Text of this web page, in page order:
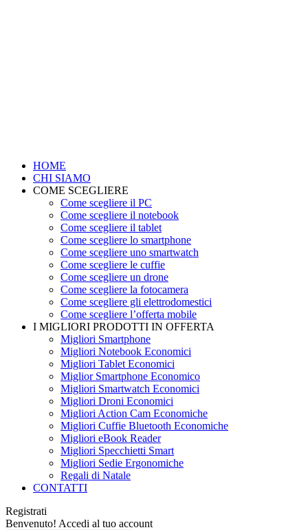
HOME
CHI SIAMO
COME SCEGLIERE
Come scegliere il PC
Come scegliere il notebook
Come scegliere il tablet
Come scegliere lo smartphone
Come scegliere uno smartwatch
Come scegliere le cuffie
Come scegliere un drone
Come scegliere la fotocamera
Come scegliere gli elettrodomestici
Come scegliere l’offerta mobile
I MIGLIORI PRODOTTI IN OFFERTA
Migliori Smartphone
Migliori Notebook Economici
Migliori Tablet Economici
Miglior Smartphone Economico
Migliori Smartwatch Economici
Migliori Droni Economici
Migliori Action Cam Economiche
Migliori Cuffie Bluetooth Economiche
Migliori eBook Reader
Migliori Specchietti Smart
Migliori Sedie Ergonomiche
Regali di Natale
CONTATTI
Registrati
Benvenuto! Accedi al tuo account